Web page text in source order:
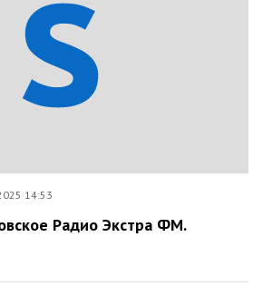
14:53
Радио Экстра ФМ.